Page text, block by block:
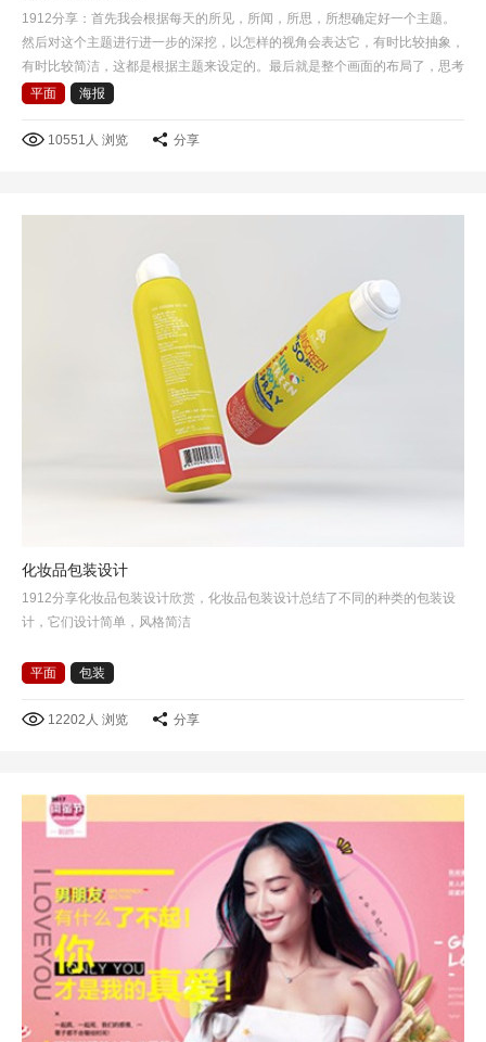
1912分享：首先我会根据每天的所见，所闻，所思，所想确定好一个主题。
然后对这个主题进行进一步的深挖，以怎样的视角会表达它，有时比较抽象，
有时比较简洁，这都是根据主题来设定的。最后就是整个画面的布局了，思考
怎样才根据有冲击力，而且具有美感。做每一个设计时，…
平面 海报
10551人 浏览 分享
化妆品包装设计
1912分享化妆品包装设计欣赏，化妆品包装设计总结了不同的种类的包装设
计，它们设计简单，风格简洁
平面 包装
12202人 浏览 分享